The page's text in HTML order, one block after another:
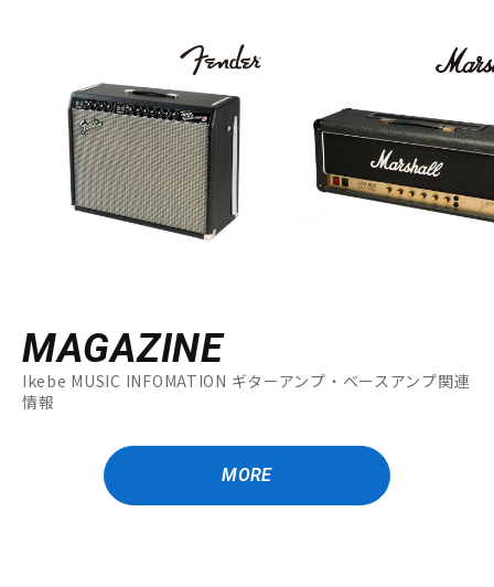
MAGAZINE
Ikebe MUSIC INFOMATION ギターアンプ・ベースアンプ関連
情報
MORE